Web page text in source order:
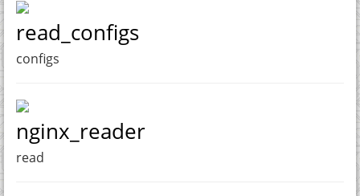
read_configs
configs
nginx_reader
read